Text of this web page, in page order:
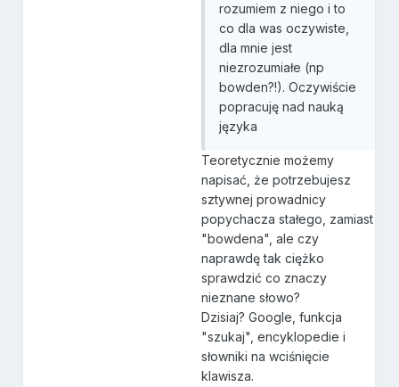
rozumiem z niego i to
co dla was oczywiste,
dla mnie jest
niezrozumiałe (np
bowden?!). Oczywiście
popracuję nad nauką
języka
Teoretycznie możemy
napisać, że potrzebujesz
sztywnej prowadnicy
popychacza stałego, zamiast
"bowdena", ale czy
naprawdę tak ciężko
sprawdzić co znaczy
nieznane słowo?
Dzisiaj? Google, funkcja
"szukaj", encyklopedie i
słowniki na wciśnięcie
klawisza.